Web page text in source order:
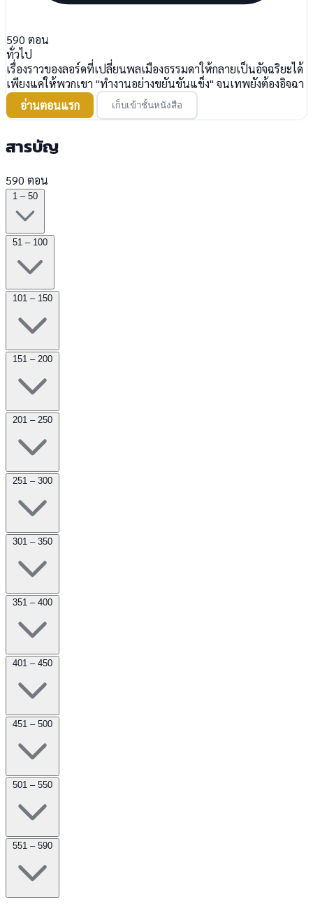
590 ตอน
ทั่วไป
เรื่องราวของลอร์ดที่เปลี่ยนพลเมืองธรรมดาให้กลายเป็นอัจฉริยะได้
เพียงแค่ให้พวกเขา "ทำงานอย่างขยันขันแข็ง" จนเทพยังต้องอิจฉา
อ่านตอนแรก
เก็บเข้าชั้นหนังสือ
สารบัญ
590 ตอน
1 – 50
51 – 100
101 – 150
151 – 200
201 – 250
251 – 300
301 – 350
351 – 400
401 – 450
451 – 500
501 – 550
551 – 590